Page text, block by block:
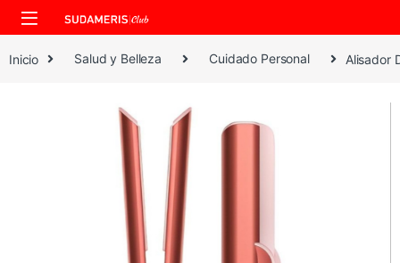
Skip to navigation
Skip to content
Inicio Salud y Belleza Cuidado Personal Alisador